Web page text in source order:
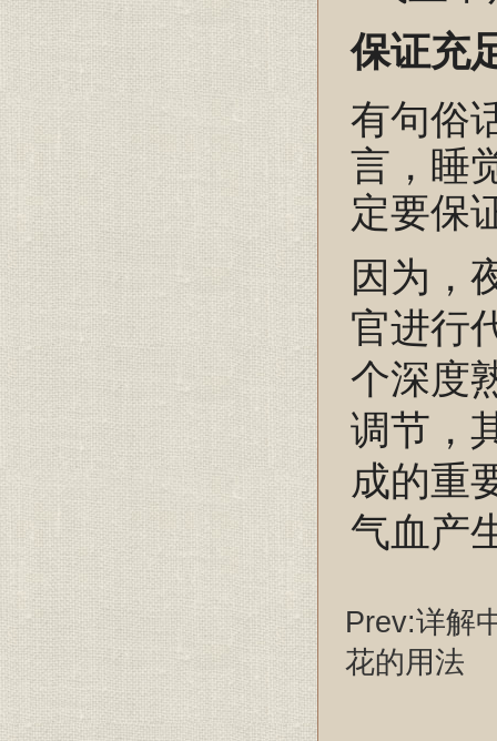
保证充
有句俗
言，睡
定要保
因为，
官进行
个深度
调节，
成的重
气血产
Prev:详解
花的用法